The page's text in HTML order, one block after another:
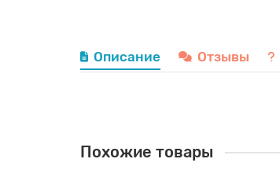
Описание Отзывы
Похожие товары